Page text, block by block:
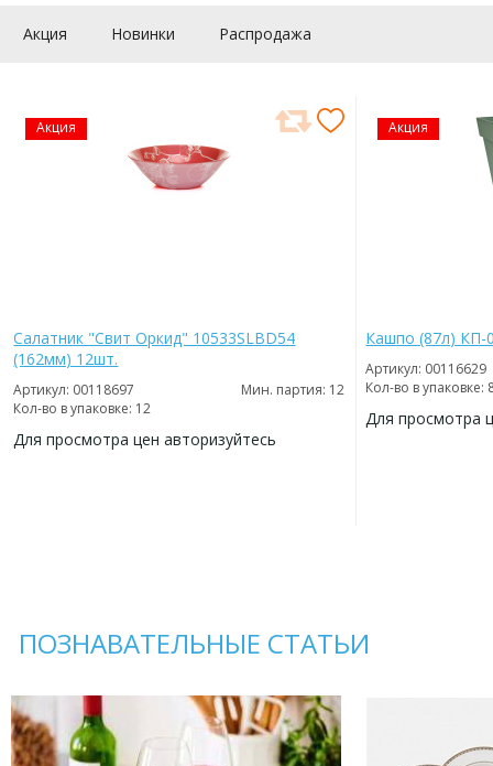
Акция Новинки Распродажа
Акция
Салатник "Свит Оркид" 10533SLBD54
(162мм) 12шт.
Артикул: 00118697
Мин. партия: 12
Кол-во в упаковке: 12
Для просмотра цен авторизуйтесь
Акция
Кашпо (87л) КП-
Артикул: 00116629
Кол-во в упаковке:
Для просмотра
ПОЗНАВАТЕЛЬНЫЕ СТАТЬИ